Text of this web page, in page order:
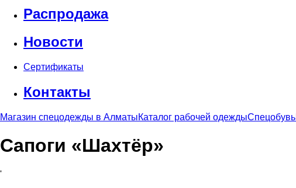
Распродажа
Новости
Сертификаты
Контакты
Магазин спецодежды в АлматыКаталог рабочей одеждыСпецобувь
Сапоги «Шахтёр»
'